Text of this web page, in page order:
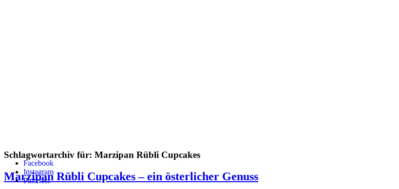
Facebook
Instagram
Pinterest
Schlagwortarchiv für: Marzipan Rübli Cupcakes
Marzipan Rübli Cupcakes – ein österlicher Genuss